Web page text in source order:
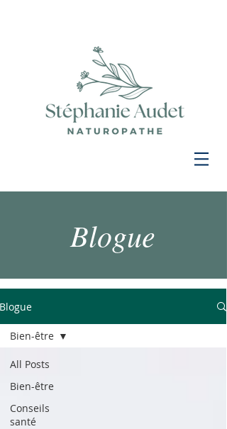
Blogue
Blogue
All Posts
Bien-être
Conseils
santé
Bien-être